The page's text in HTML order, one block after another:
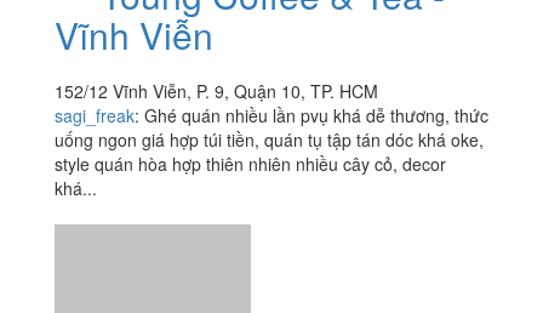
3.9/ 5Young Coffee & Tea -
Vĩnh Viễn
152/12 Vĩnh Viễn, P. 9, Quận 10, TP. HCM